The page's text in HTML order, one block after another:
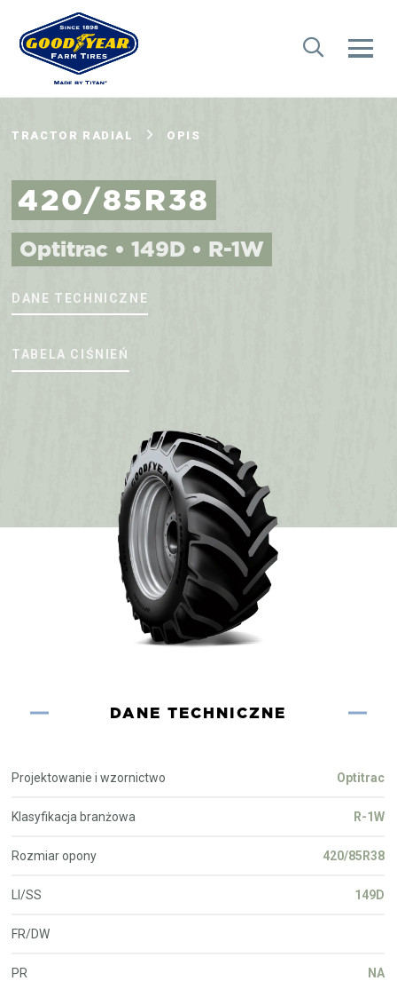
TRACTOR RADIAL OPIS
420/85R38
Optitrac • 149D • R-1W
DANE TECHNICZNE
TABELA CIŚNIEŃ
DANE TECHNICZNE
Projektowanie i wzornictwo Optitrac
Klasyfikacja branżowa R-1W
Rozmiar opony 420/85R38
LI/SS 149D
FR/DW
PR NA